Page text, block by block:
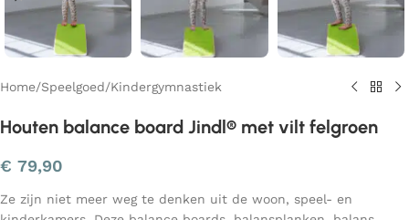
Home/Speelgoed/Kindergymnastiek
Houten balance board Jindl® met vilt felgroen
€ 79,90
Ze zijn niet meer weg te denken uit de woon, speel- en